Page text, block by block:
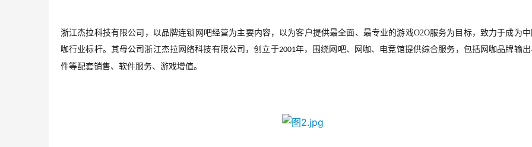
浙江杰拉科技有限公司，以品牌连锁网吧经营为主要内容，以为客户提供最全面、最专业的游戏O2O服务为目标，致力于成为
咖行业标杆。其母公司浙江杰拉网络科技有限公司，创立于2001年，围绕网吧、网咖、电竞馆提供综合服务，包括网咖品牌输
件等配套销售、软件服务、游戏增值。